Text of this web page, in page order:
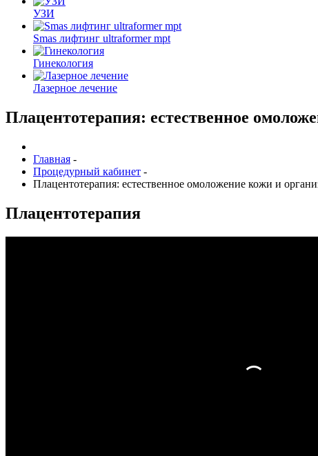
УЗИ
Smas лифтинг ultraformer mpt
Гинекология
Лазерное лечение
Плацентотерапия: естественное
Главная -
Процедурный кабинет -
Плацентотерапия: естественное омоложение кожи и
Плацентотерапия